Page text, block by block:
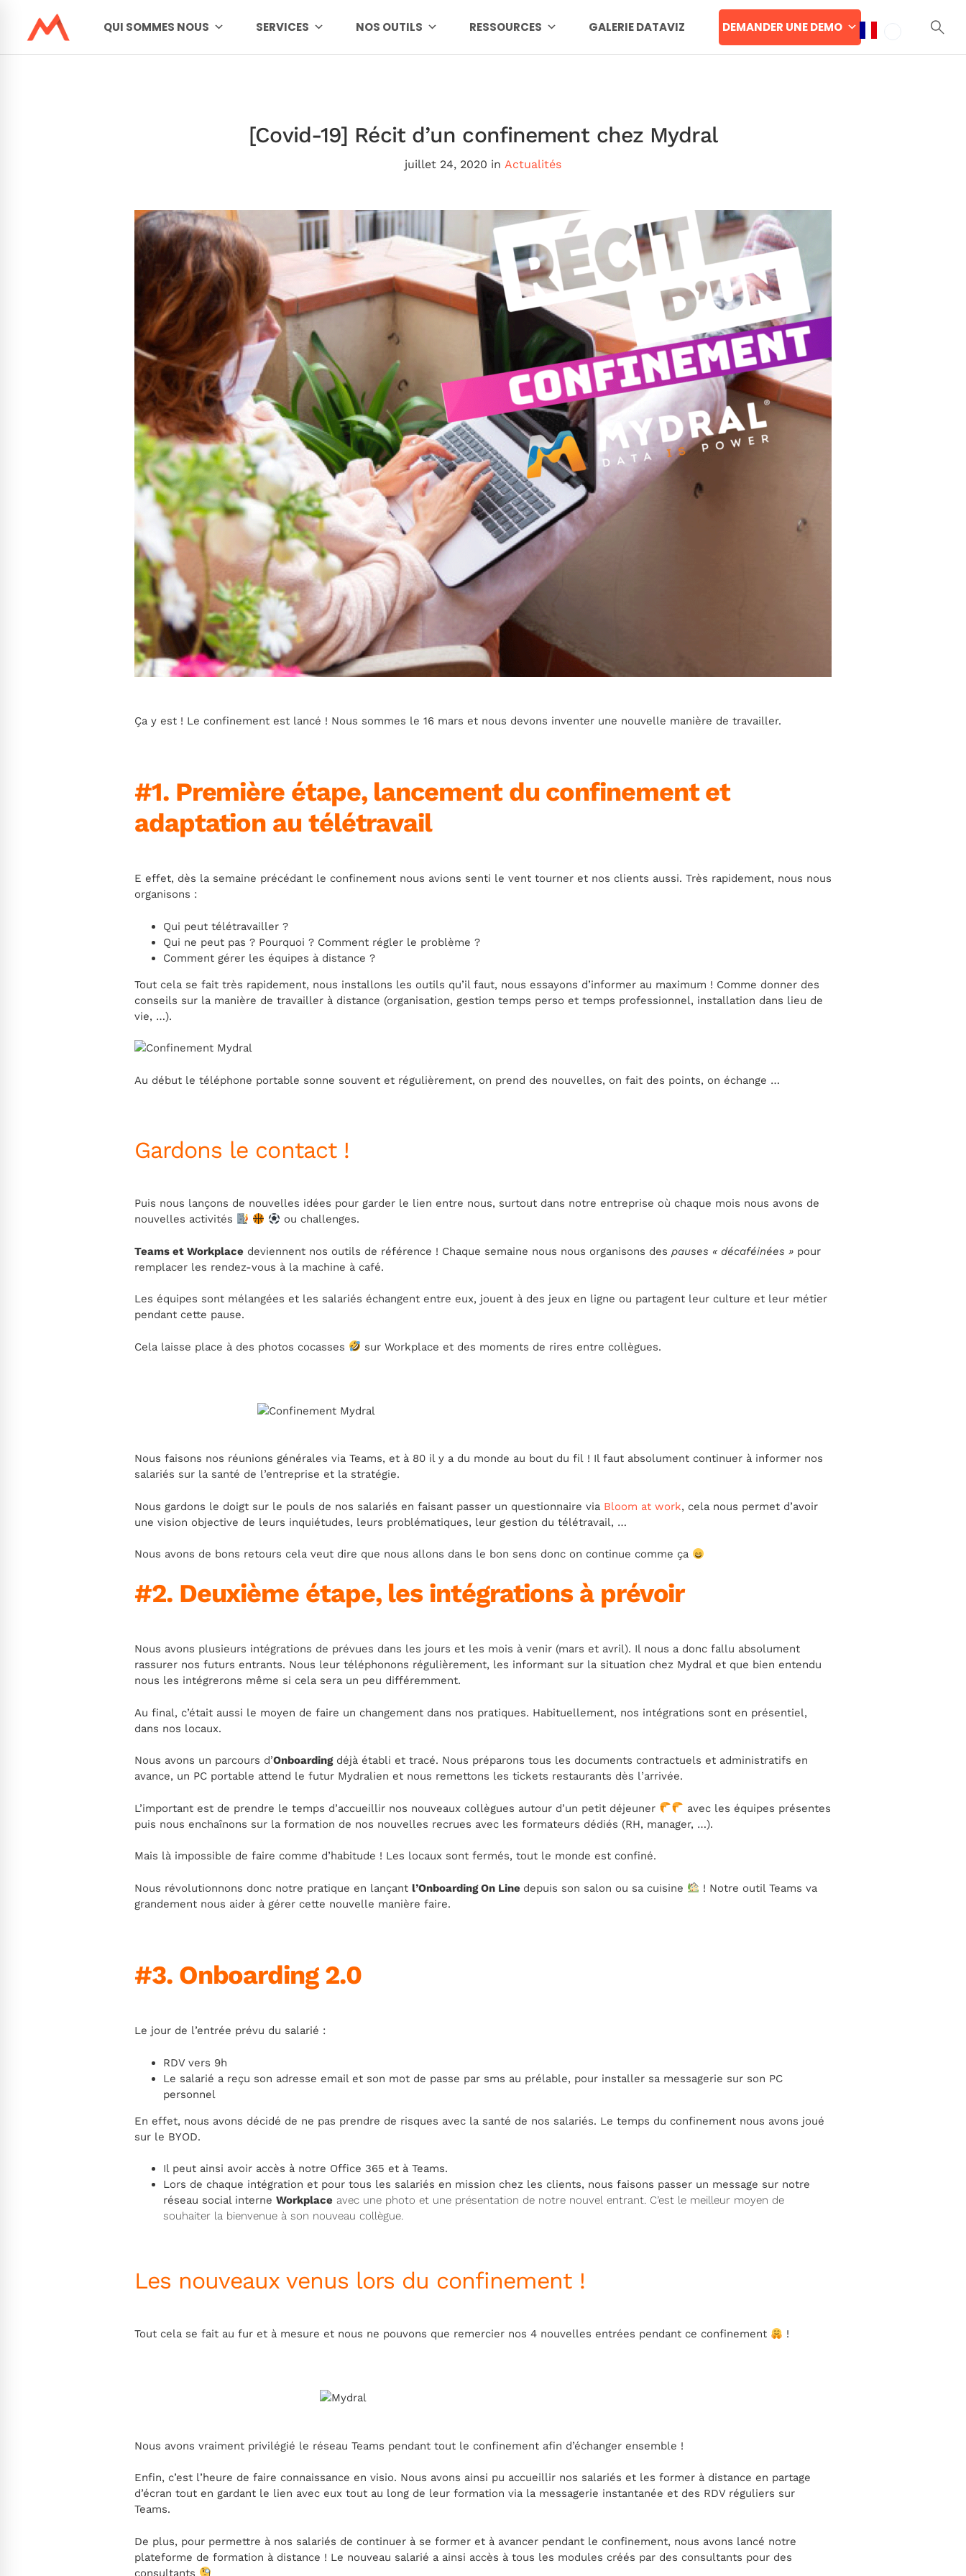
QUI SOMMES NOUS SERVICES NOS OUTILS RESSOURCES GALERIE DATAVIZ DEMANDER UNE DEMO
[Covid-19] Récit d’un confinement chez Mydral
juillet 24, 2020 in Actualités
Ça y est ! Le confinement est lancé ! Nous sommes le 16 mars et nous devons inventer une nouvelle manière de travailler.
#1. Première étape, lancement du confinement et
adaptation au télétravail
E effet, dès la semaine précédant le confinement nous avions senti le vent tourner et nos clients aussi. Très rapidement, nous nous
organisons :
Qui peut télétravailler ?
Qui ne peut pas ? Pourquoi ? Comment régler le problème ?
Comment gérer les équipes à distance ?
Tout cela se fait très rapidement, nous installons les outils qu’il faut, nous essayons d’informer au maximum ! Comme donner des
conseils sur la manière de travailler à distance (organisation, gestion temps perso et temps professionnel, installation dans lieu de
vie, …).
Au début le téléphone portable sonne souvent et régulièrement, on prend des nouvelles, on fait des points, on échange …
Gardons le contact !
Puis nous lançons de nouvelles idées pour garder le lien entre nous, surtout dans notre entreprise où chaque mois nous avons de
nouvelles activités
ou challenges.
Teams et Workplace deviennent nos outils de référence ! Chaque semaine nous nous organisons des pauses « décaféinées » pour
remplacer les rendez-vous à la machine à café.
Les équipes sont mélangées et les salariés échangent entre eux, jouent à des jeux en ligne ou partagent leur culture et leur métier
pendant cette pause.
Cela laisse place à des photos cocasses sur Workplace et des moments de rires entre collègues.
Nous faisons nos réunions générales via Teams, et à 80 il y a du monde au bout du fil ! Il faut absolument continuer à informer nos
salariés sur la santé de l’entreprise et la stratégie.
Nous gardons le doigt sur le pouls de nos salariés en faisant passer un questionnaire via Bloom at work, cela nous permet d’avoir
une vision objective de leurs inquiétudes, leurs problématiques, leur gestion du télétravail, …
Nous avons de bons retours cela veut dire que nous allons dans le bon sens donc on continue comme ça
#2. Deuxième étape, les intégrations à prévoir
Nous avons plusieurs intégrations de prévues dans les jours et les mois à venir (mars et avril). Il nous a donc fallu absolument
rassurer nos futurs entrants. Nous leur téléphonons régulièrement, les informant sur la situation chez Mydral et que bien entendu
nous les intégrerons même si cela sera un peu différemment.
Au final, c’était aussi le moyen de faire un changement dans nos pratiques. Habituellement, nos intégrations sont en présentiel,
dans nos locaux.
Nous avons un parcours d’Onboardingdéjà établi et tracé. Nous préparons tous les documents contractuels et administratifs en
avance, un PC portable attend le futur Mydralien et nous remettons les tickets restaurants dès l’arrivée.
L’important est de prendre le temps d’accueillir nos nouveaux collègues autour d’un petit déjeuner
avec les équipes présentes
puis nous enchaînons sur la formation de nos nouvelles recrues avec les formateurs dédiés (RH, manager, …).
Mais là impossible de faire comme d’habitude ! Les locaux sont fermés, tout le monde est confiné.
Nous révolutionnons donc notre pratique en lançant l’Onboarding On Line depuis son salon ou sa cuisine
! Notre outil Teams va
grandement nous aider à gérer cette nouvelle manière faire.
#3. Onboarding 2.0
Le jour de l’entrée prévu du salarié :
RDV vers 9h
Le salarié a reçu son adresse email et son mot de passe par sms au prélable, pour installer sa messagerie sur son PC
personnel
En effet, nous avons décidé de ne pas prendre de risques avec la santé de nos salariés. Le temps du confinement nous avons joué
sur le BYOD.
Il peut ainsi avoir accès à notre Office 365 et à Teams.
Lors de chaque intégration et pour tous les salariés en mission chez les clients, nous faisons passer un message sur notre
réseau social interne Workplace avec une photo et une présentation de notre nouvel entrant. C’est le meilleur moyen de
souhaiter la bienvenue à son nouveau collègue.
Les nouveaux venus lors du confinement !
Tout cela se fait au fur et à mesure et nous ne pouvons que remercier nos 4 nouvelles entrées pendant ce confinement !
Nous avons vraiment privilégié le réseau Teams pendant tout le confinement afin d’échanger ensemble !
Enfin, c’est l’heure de faire connaissance en visio. Nous avons ainsi pu accueillir nos salariés et les former à distance en partage
d’écran tout en gardant le lien avec eux tout au long de leur formation via la messagerie instantanée et des RDV réguliers sur
Teams.
De plus, pour permettre à nos salariés de continuer à se former et à avancer pendant le confinement, nous avons lancé notre
plateforme de formation à distance ! Le nouveau salarié a ainsi accès à tous les modules créés par des consultants pour des
consultants